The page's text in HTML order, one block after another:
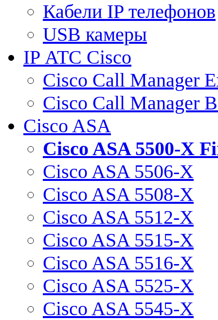
Кабели IP телефонов
USB камеры
IP АТС Cisco
Cisco Call Manager
Cisco Call Manager
Cisco ASA
Cisco ASA 5500-X
Cisco ASA 5506-X
Cisco ASA 5508-X
Cisco ASA 5512-X
Cisco ASA 5515-X
Cisco ASA 5516-X
Cisco ASA 5525-X
Cisco ASA 5545-X